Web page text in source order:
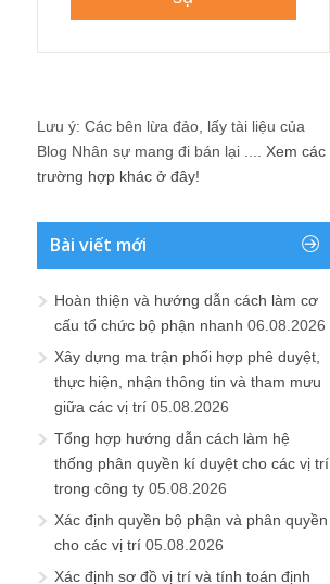
Lưu ý: Các bên lừa đảo, lấy tài liệu của
Blog Nhân sự mang đi bán lại .... Xem các
trường hợp khác ở đây!
Bài viết mới
Hoàn thiện và hướng dẫn cách làm cơ
cấu tổ chức bộ phận nhanh 06.08.2026
Xây dựng ma trận phối hợp phê duyệt,
thực hiện, nhận thông tin và tham mưu
giữa các vị trí 05.08.2026
Tổng hợp hướng dẫn cách làm hệ
thống phân quyền kí duyệt cho các vị trí
trong công ty 05.08.2026
Xác định quyền bộ phận và phân quyền
cho các vị trí 05.08.2026
Xác định sơ đồ vị trí và tính toán định